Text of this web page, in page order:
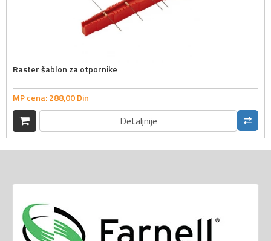
Raster šablon za otpornike
MP cena:288,00Din
Detaljnije